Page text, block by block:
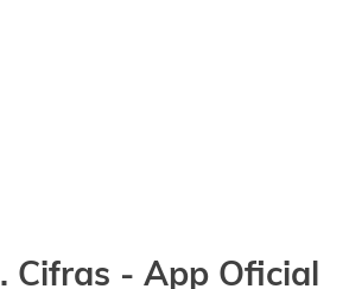
Cifras - App Oficial